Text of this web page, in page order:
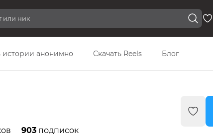
истории анонимно Скачать Reels Блог
903 подписок